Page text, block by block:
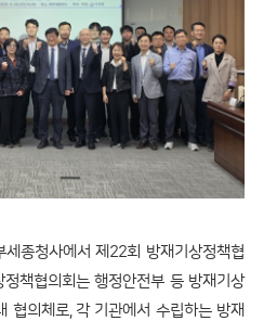
종청사에서 제22회 방재기상정책협
책협의회는 행정안전부 등 방재기상
협의체로, 각 기관에서 수립하는 방재